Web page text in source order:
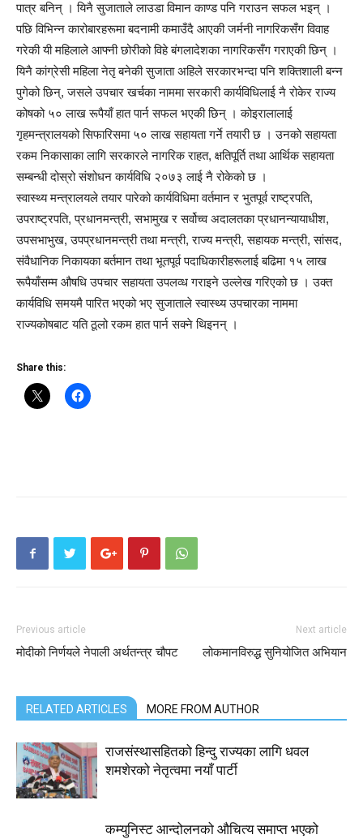
पात्र बनिन् । यिनै सुजाताले लाउडा विमान काण्ड पनि गराउन सफल भइन् ।
पछि विभिन्न कारोबारहरूमा बदनामी कमाउँदै आएकी जर्मनी नागरिकसँग विवाह
गरेकी यी महिलाले आफ्नी छोरीको विहे बंगलादेशका नागरिकसँग गराएकी छिन् ।
यिनै कांग्रेसी महिला नेतृ बनेकी सुजाता अहिले सरकारभन्दा पनि शक्तिशाली बन्न
पुगेको छिन्, जसले उपचार खर्चका नाममा सरकारी कार्यविधिलाई नै रोकेर राज्य
कोषको ५० लाख रूपैयाँ हात पार्न सफल भएकी छिन् । कोइरालालाई
गृहमन्त्रालयको सिफारिसमा ५० लाख सहायता गर्ने तयारी छ । उनको सहायता
रकम निकासाका लागि सरकारले नागरिक राहत, क्षतिपूर्ति तथा आर्थिक सहायता
सम्बन्धी दोस्रो संशोधन कार्यविधि २०७३ लाई नै रोकेको छ ।
स्वास्थ्य मन्त्रालयले तयार पारेको कार्यविधिमा वर्तमान र भुतपूर्व राष्ट्रपति,
उपराष्ट्रपति, प्रधानमन्त्री, सभामुख र सर्वोच्व अदालतका प्रधानन्यायाधीश,
उपसभाभुख, उपप्रधानमन्त्री तथा मन्त्री, राज्य मन्त्री, सहायक मन्त्री, सांसद,
संवैधानिक निकायका बर्तमान तथा भूतपूर्व पदाधिकारीहरूलाई बढिमा १५ लाख
रूपैयाँसम्म औषधि उपचार सहायता उपलव्ध गराइने उल्लेख गरिएको छ । उक्त
कार्यविधि समयमै पारित भएको भए सुजाताले स्वास्थ्य उपचारका नाममा
राज्यकोषबाट यति ठूलो रकम हात पार्न सक्ने थिइनन् ।
Share this:
Previous article
मोदीको निर्णयले नेपाली अर्थतन्त्र चौपट
Next article
लोकमानविरुद्ध सुनियोजित अभियान
RELATED ARTICLES MORE FROM AUTHOR
राजसंस्थासहितको हिन्दु राज्यका लागि धवल
शमशेरको नेतृत्वमा नयाँ पार्टी
कम्युनिस्ट आन्दोलनको औचित्य समाप्त भएको